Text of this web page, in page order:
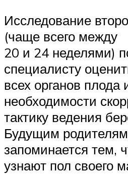
Исследование
(чаще всего между
20 и 24 неделями)
специалисту
всех органов плода
необходимости
тактику ведения
Будущим
запоминается тем,
узнают пол своего